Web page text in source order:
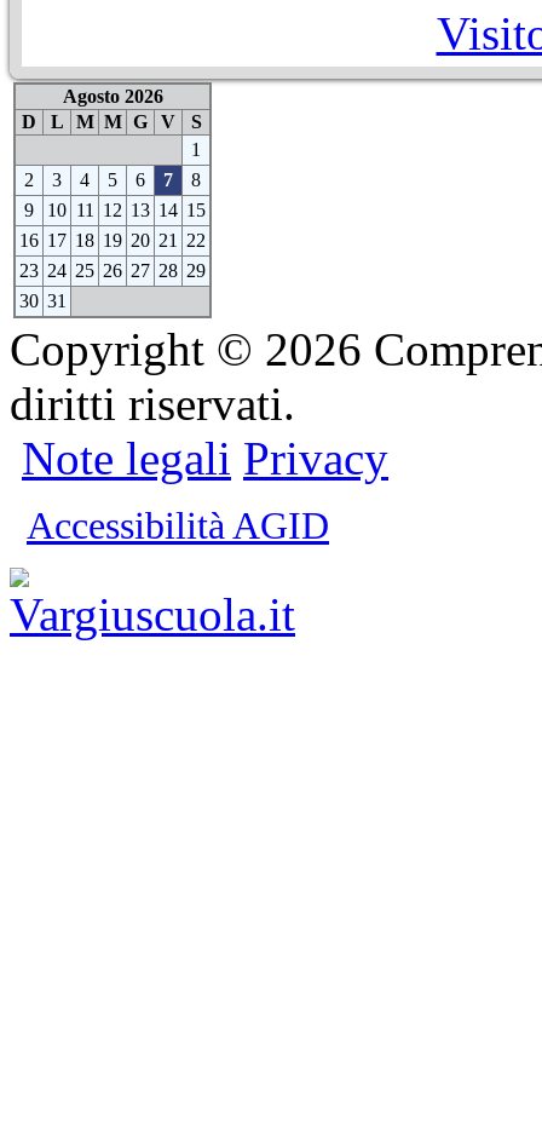
Agosto 2026
D
L M M G V
S
1
2
3 4 5 6 7
8
9
10 11 12 13 14 15
16 17 18 19 20 21
22
23 24 25 26 27 28 29
30 31
Copyright © 2026
diritti riservati.
Note legali Privacy
Accessibilità AGID